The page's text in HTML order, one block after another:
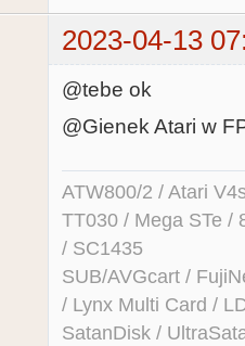
2023-04-13
@tebe ok
@Gienek Atari w
ATW800/2 / Atari
TT030 / Mega STe /
/ SC1435
SUB/AVGcart /
/ Lynx Multi Card /
SatanDisk /